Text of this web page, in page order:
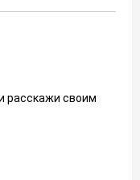
расскажи своим